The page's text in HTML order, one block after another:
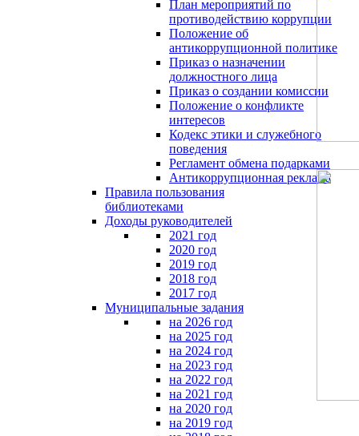
План мероприятий по
противодействию коррупции
Положение об
антикоррупционной политике
Приказ о назначении
должностного лица
Приказ о создании комиссии
Положение о конфликте
интересов
Кодекс этики и служебного
поведения
Регламент обмена подарками
Антикоррупционная реклама
Правила пользования
библиотеками
Доходы руководителей
2021 год
2020 год
2019 год
2018 год
2017 год
Муниципальные задания
на 2026 год
на 2025 год
на 2024 год
на 2023 год
на 2022 год
на 2021 год
на 2020 год
на 2019 год